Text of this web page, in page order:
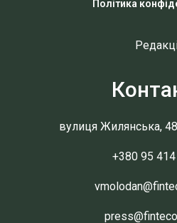
Політика
вулиця Жилянська,
+380 95